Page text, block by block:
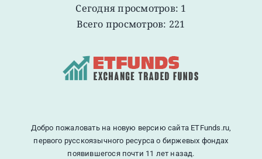
Сегодня просмотров: 1
Всего просмотров: 221
Добро пожаловать на новую версию сайта ETFunds.ru,
первого русскоязычного ресурса о биржевых фондах
появившегося почти 11 лет назад.